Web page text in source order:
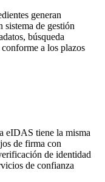
generan
sistema de gestión
búsqueda
a los plazos
eIDAS tiene la misma
de firma con
de identidad
de confianza